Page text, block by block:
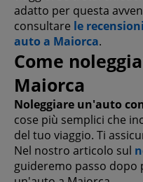
adatto per questa
consultare le
auto a Maiorca.
Come
Maiorca
Noleggiare un'auto
cose più semplici che
del tuo viaggio. Ti
Nel nostro articolo sul
guideremo passo dopo